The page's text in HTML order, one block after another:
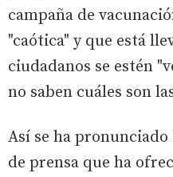
campaña de
"caótica" y que está
ciudadanos se estén
no saben cuáles son
Así se ha
de prensa que ha